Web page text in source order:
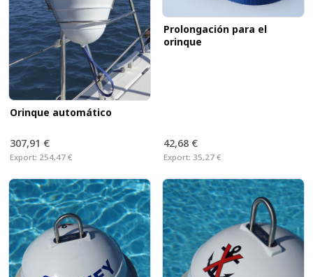
Orinque automático
307,91 €
Export: 254,47 €
Prolongación para el
orinque
42,68 €
Export: 35,27 €